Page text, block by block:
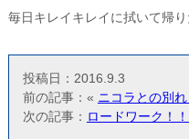
毎日キレイキレイに拭いて帰り
投稿日：2016.9.3
前の記事：« ニコラとの別れ
次の記事： ロードワーク！！